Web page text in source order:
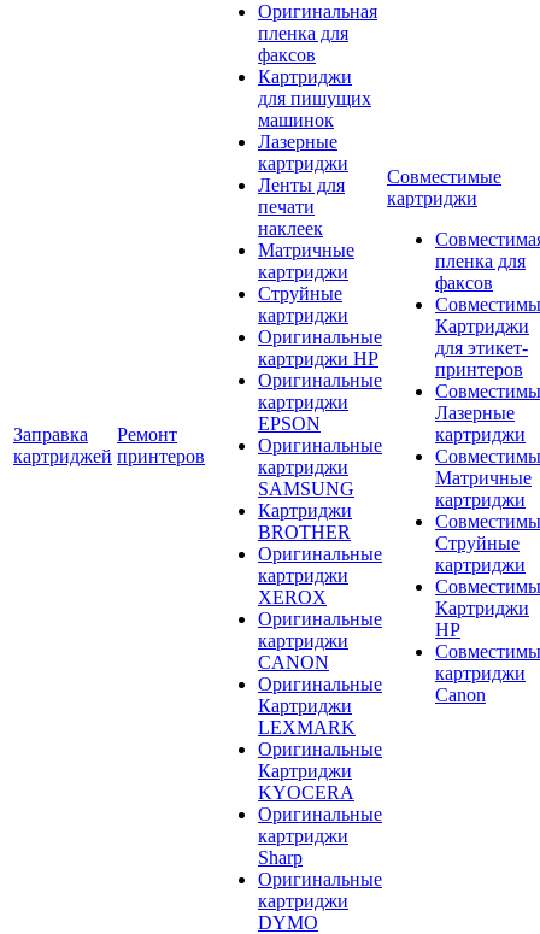
Заправка
картриджей
Ремонт
принтеров
Оригинальная
пленка для
факсов
Картриджи
для пишущих
машинок
Лазерные
картриджи
Ленты для
печати
наклеек
Матричные
картриджи
Струйные
картриджи
Оригинальные
картриджи HP
Оригинальные
картриджи
EPSON
Оригинальные
картриджи
SAMSUNG
Картриджи
BROTHER
Оригинальные
картриджи
XEROX
Оригинальные
картриджи
CANON
Оригинальные
Картриджи
LEXMARK
Оригинальные
Картриджи
KYOCERA
Оригинальные
картриджи
Sharp
Оригинальные
картриджи
DYMO
Совместимые
картриджи
пленка для
факсов
Картриджи
для этикет-
принтеров
Лазерные
картриджи
Матричные
картриджи
Струйные
картриджи
Картриджи
HP
картриджи
Canon